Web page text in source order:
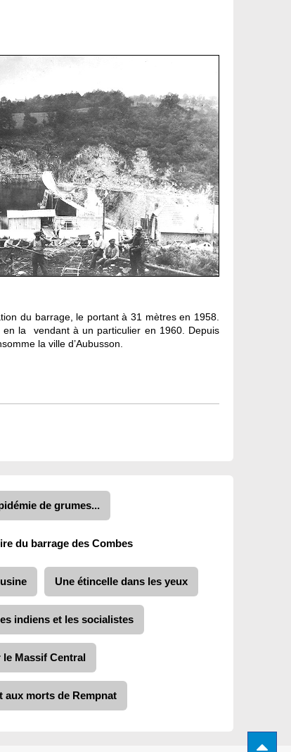
du barrage, le portant à 31 mètres en 1958.
en la vendant à un particulier en 1960. Depuis
la ville d’Aubusson.
de grumes...
du barrage des Combes
Une étincelle dans les yeux
indiens et les socialistes
le Massif Central
aux morts de Rempnat